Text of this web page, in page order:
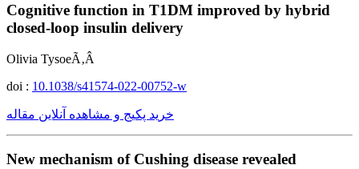
Cognitive function in T1DM improved by hybrid
closed-loop insulin delivery
Olivia TysoeÃ‚Â
doi : 10.1038/s41574-022-00752-w
خرید پکیج و مشاهده آنلاین مقاله
New mechanism of Cushing disease revealed